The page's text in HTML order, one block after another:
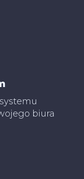
biura